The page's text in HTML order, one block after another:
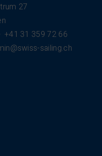
27
+41 31 359 72 66
sailing.ch